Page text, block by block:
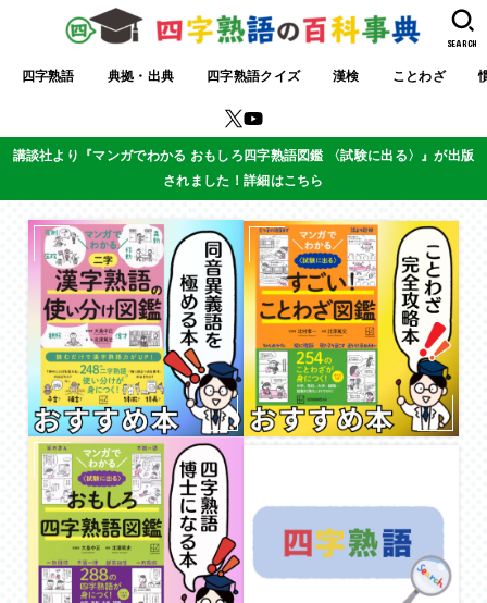
四字熟語 典拠・出典 四字熟語クイズ 漢検 ことわざ
SEARCH
講談社より『マンガでわかる おもしろ四字熟語図鑑 〈試験に出る〉』が出版
されました！詳細はこちら